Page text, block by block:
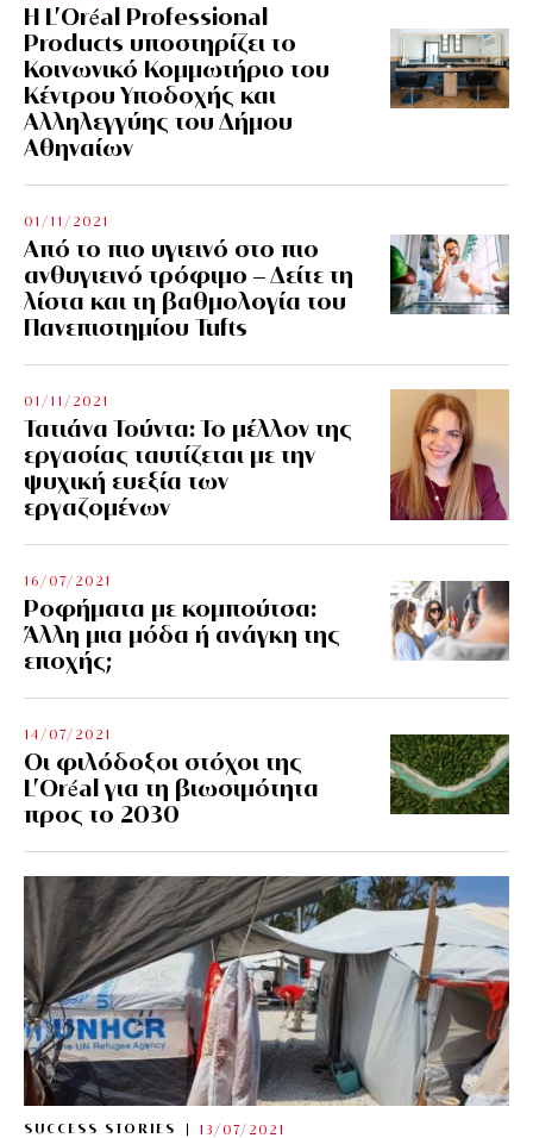
Η L’Οréal Professional
Products υποστηρίζει το
Κοινωνικό Κομμωτήριο του
Κέντρου Υποδοχής και
Αλληλεγγύης του Δήμου
Αθηναίων
01/11/2021
Από το πιο υγιεινό στο πιο
ανθυγιεινό τρόφιμο – Δείτε τη
λίστα και τη βαθμολογία του
Πανεπιστημίου Tufts
01/11/2021
Τατιάνα Τούντα: Το μέλλον της
εργασίας ταυτίζεται με την
ψυχική ευεξία των
εργαζομένων
16/07/2021
Ροφήματα με κομπούτσα:
Άλλη μια μόδα ή ανάγκη της
εποχής;
14/07/2021
Οι φιλόδοξοι στόχοι της
L’Oréal για τη βιωσιμότητα
προς το 2030
SUCCESS STORIES 13/07/2021